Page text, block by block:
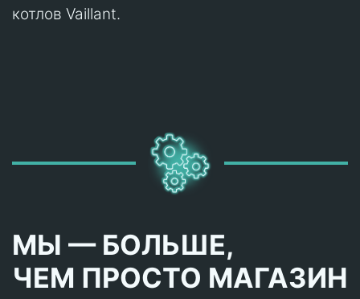
котлов Vaillant.
МЫ — БОЛЬШЕ,
ЧЕМ ПРОСТО МАГАЗИН